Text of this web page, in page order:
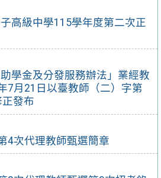
高級中學115學年度第二次正
學金及分發服務辦法」業經教
7月21日以臺教師（二）字第
發布
4次代理教師甄選簡章